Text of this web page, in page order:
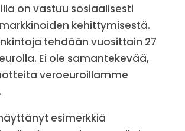
on vastuu sosiaalisesti
kehittymisestä.
tehdään vuosittain 27
Ei ole samantekevää,
veroeuroillamme
esimerkkiä